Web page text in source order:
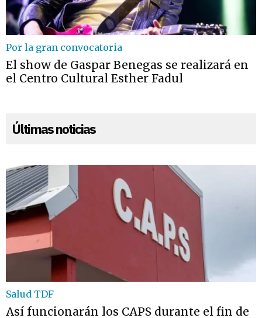
Por la gran convocatoria
El show de Gaspar Benegas se realizará en
el Centro Cultural Esther Fadul
Últimas noticias
Salud TDF
Así funcionarán los CAPS durante el fin de